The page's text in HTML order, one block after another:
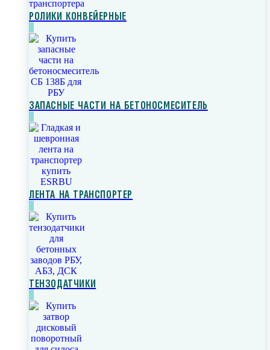
РОЛИКИ КОНВЕЙЕРНЫЕ
ЗАПАСНЫЕ ЧАСТИ НА БЕТОНОСМЕСИТЕЛЬ
ЛЕНТА НА ТРАНСПОРТЕР
ТЕНЗОДАТЧИКИ